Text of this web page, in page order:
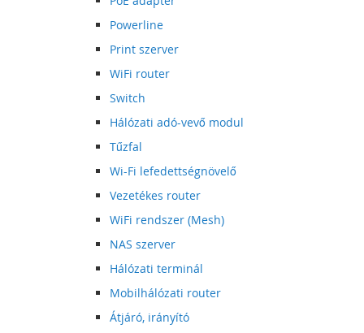
Powerline
Print szerver
WiFi router
Switch
Hálózati adó-vevő modul
Tűzfal
Wi-Fi lefedettségnövelő
Vezetékes router
WiFi rendszer (Mesh)
NAS szerver
Hálózati terminál
Mobilhálózati router
Átjáró, irányító